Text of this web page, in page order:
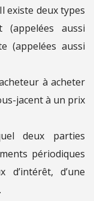
existe deux types
(appelées aussi
(appelées aussi
à acheter
jacent à un prix
deux parties
périodiques
d’intérêt, d’une